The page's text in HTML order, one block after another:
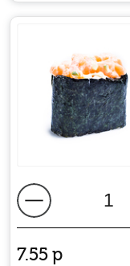
7.55р